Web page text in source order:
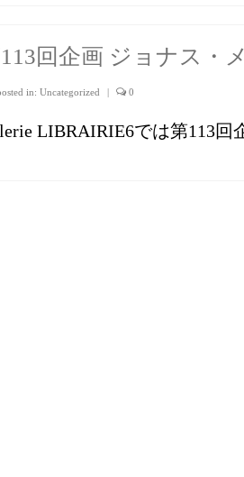
回企画 ジョナス・
in: Uncategorized | 0
LIBRAIRIE6では第113